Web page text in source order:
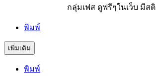
กลุ่มเฟส ดูฟรีๆในเว็บ มีสติ
พิมพ์
เพิ่มเติม
พิมพ์